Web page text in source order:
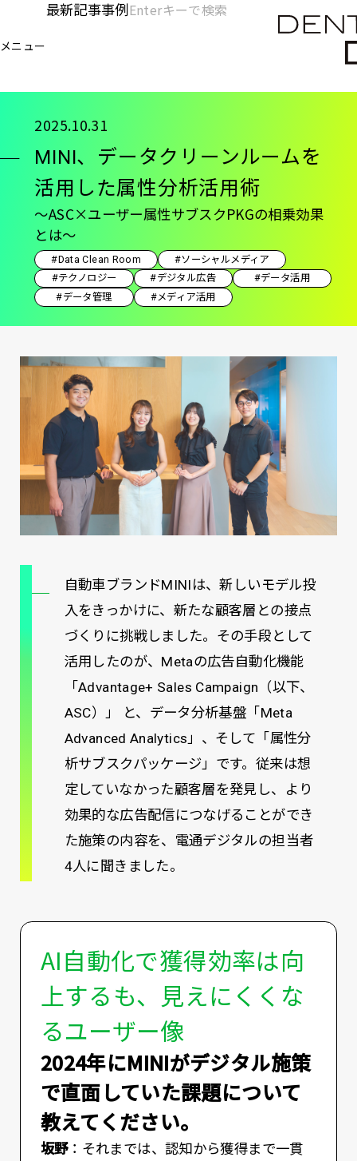
ン
ン
ツ
メニュー
[KC]
-
メ
イ
ン
最新記事事例
検
索
MINI、データクリーンルームを
活用した属性分析活用術
～ASC×ユーザー属性サブスクPKGの相乗効果
とは～
2025.10.31
#Data Clean Room
#ソーシャルメディア
#テクノロジー
#デジタル広告
#データ活用
#データ管理
#メディア活用
自動車ブランドMINIは、新しいモデル投
入をきっかけに、新たな顧客層との接点
づくりに挑戦しました。その手段として
活用したのが、Metaの広告自動化機能
「Advantage+ Sales Campaign（以下、
ASC）」 と、データ分析基盤「Meta
Advanced Analytics」、そして「属性分
析サブスクパッケージ」です。従来は想
定していなかった顧客層を発見し、より
効果的な広告配信につなげることができ
た施策の内容を、電通デジタルの担当者
4人に聞きました。
AI自動化で獲得効率は向
上するも、見えにくくな
るユーザー像
――2024年にMINIがデジタル施策
で直面していた課題について
教えてください。
坂野：それまでは、認知から獲得まで一貫